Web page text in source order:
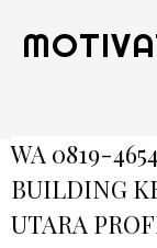
WA 0819-
BUILDING
UTARA